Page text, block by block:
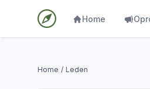
Home
Home / Leden